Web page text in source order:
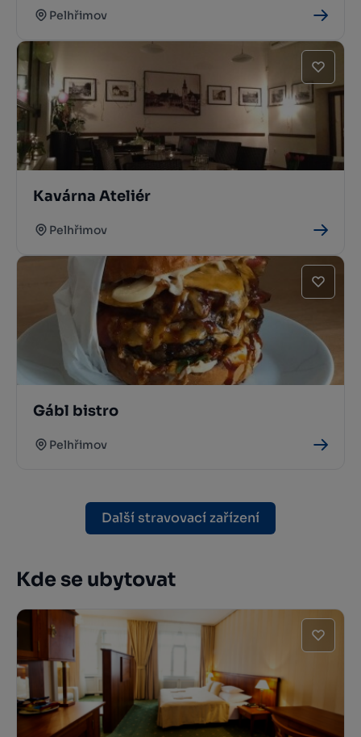
Pelhřimov
Kavárna Ateliér
Pelhřimov
Gábl bistro
Pelhřimov
Další stravovací zařízení
Kde se ubytovat